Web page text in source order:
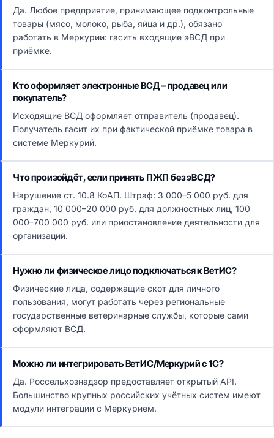
Да. Любое предприятие, принимающее подконтрольные
товары (мясо, молоко, рыба, яйца и др.), обязано
работать в Меркурии: гасить входящие эВСД при
приёмке.
Кто оформляет электронные ВСД – продавец или
покупатель?
Исходящие ВСД оформляет отправитель (продавец).
Получатель гасит их при фактической приёмке товара в
системе Меркурий.
Что произойдёт, если принять ПЖП без эВСД?
Нарушение ст. 10.8 КоАП. Штраф: 3 000–5 000 руб. для
граждан, 10 000–20 000 руб. для должностных лиц, 100
000–700 000 руб. или приостановление деятельности для
организаций.
Нужно ли физическое лицо подключаться к ВетИС?
Физические лица, содержащие скот для личного
пользования, могут работать через региональные
государственные ветеринарные службы, которые сами
оформляют ВСД.
Можно ли интегрировать ВетИС/Меркурий с 1С?
Да. Россельхознадзор предоставляет открытый API.
Большинство крупных российских учётных систем имеют
модули интеграции с Меркурием.